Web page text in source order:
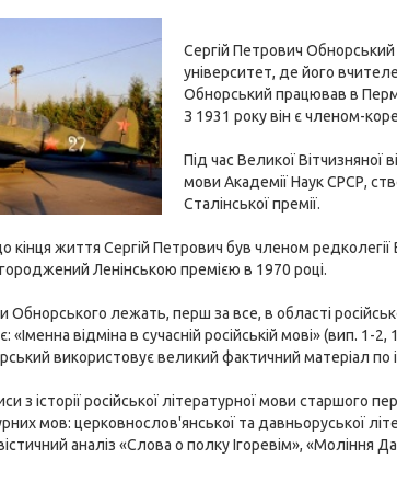
Сергій Петрович
університет, де його
Обнорський працював в
З 1931 року він є членом-
Під час Великої
мови Академії Наук СРСР,
Сталінської премії.
кінця життя Сергій Петрович був членом
Ленінською премією в 1970 році.
Обнорського лежать, перш за все, в області
«Іменна відміна в сучасній російській мові» (вип.
використовує великий фактичний матеріал по
з історії російської літературної мови старшого
мов: церковнослов'янської та давньоруської
аналіз «Слова о полку Ігоревім»,